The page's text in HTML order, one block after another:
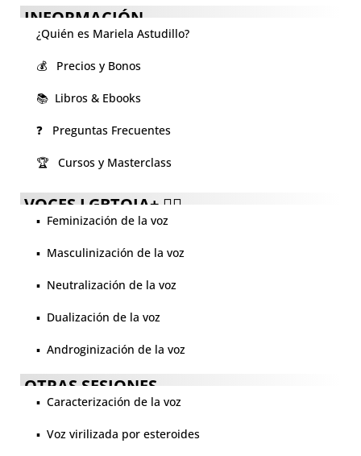
INFORMACIÓN
¿Quién es Mariela Astudillo?
💰 Precios y Bonos
📚 Libros & Ebooks
❓ Preguntas Frecuentes
🏆 Cursos y Masterclass
VOCES LGBTQIA+ 🏳️‍🌈
▪️ Feminización de la voz
▪️ Masculinización de la voz
▪️ Neutralización de la voz
▪️ Dualización de la voz
▪️ Androginización de la voz
OTRAS SESIONES
▪️ Caracterización de la voz
▪️ Voz virilizada por esteroides